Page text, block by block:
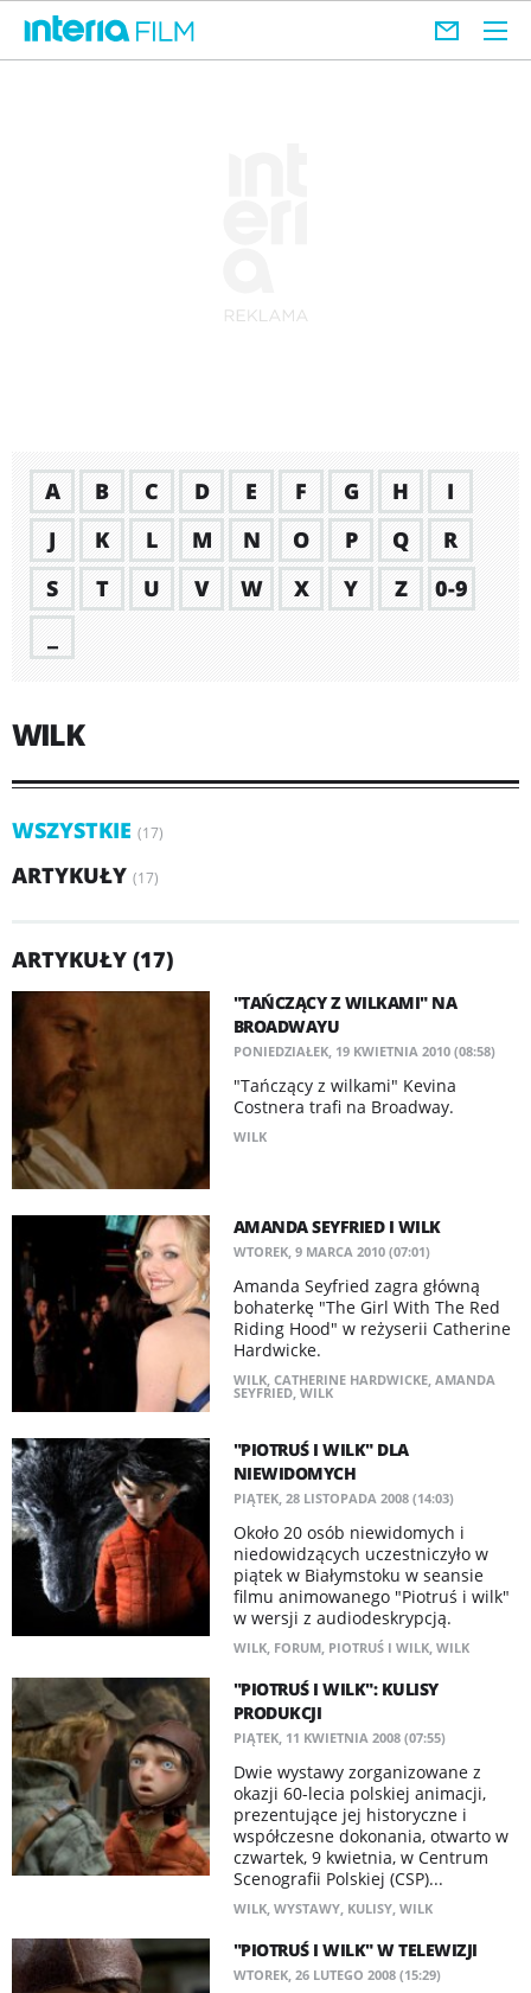
A B C D E F G H
I
J
K L M N O P Q
R
S
T U V W X Y Z
0-9
WILK
WSZYSTKIE (17)
ARTYKUŁY (17)
ARTYKUŁY (17)
"TAŃCZĄCY Z WILKAMI" NA
BROADWAYU
PONIEDZIAŁEK, 19 KWIETNIA 2010 (08:58)
"Tańczący z wilkami" Kevina
Costnera trafi na Broadway.
WILK
AMANDA SEYFRIED I WILK
WTOREK, 9 MARCA 2010 (07:01)
Amanda Seyfried zagra główną
bohaterkę "The Girl With The Red
Riding Hood" w reżyserii Catherine
Hardwicke.
WILK, CATHERINE HARDWICKE, AMANDA
SEYFRIED, WILK
"PIOTRUŚ I WILK" DLA
NIEWIDOMYCH
PIĄTEK, 28 LISTOPADA 2008 (14:03)
Około 20 osób niewidomych i
niedowidzących uczestniczyło w
piątek w Białymstoku w seansie
filmu animowanego "Piotruś i wilk"
w wersji z audiodeskrypcją.
WILK, FORUM, PIOTRUŚ I WILK, WILK
"PIOTRUŚ I WILK": KULISY
PRODUKCJI
PIĄTEK, 11 KWIETNIA 2008 (07:55)
Dwie wystawy zorganizowane z
okazji 60-lecia polskiej animacji,
prezentujące jej historyczne i
współczesne dokonania, otwarto w
czwartek, 9 kwietnia, w Centrum
Scenografii Polskiej (CSP)...
WILK, WYSTAWY, KULISY, WILK
"PIOTRUŚ I WILK" W TELEWIZJI
WTOREK, 26 LUTEGO 2008 (15:29)